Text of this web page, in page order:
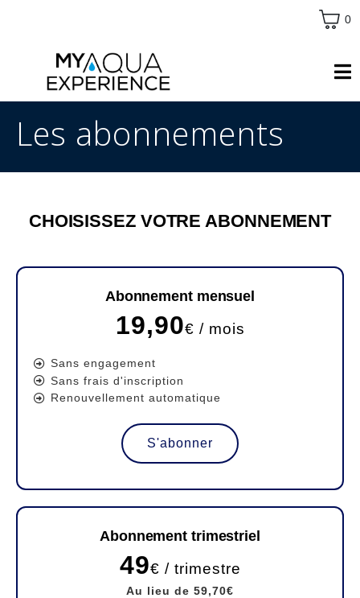
0
Les abonnements
CHOISISSEZ VOTRE ABONNEMENT
Abonnement mensuel
19,90€ / mois
Sans engagement
Sans frais d'inscription
Renouvellement automatique
S'abonner
Abonnement trimestriel
49€ / trimestre
Au lieu de 59,70€